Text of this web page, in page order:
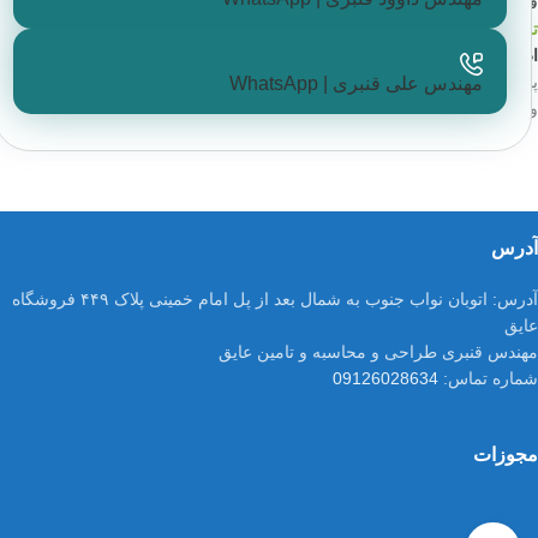
تماس بگیرید
اطلاعات بیشتر
و صوتی است که به‌صورت استوانه‌ای و توخالی تولید
مهندس علی قنبری | WhatsApp
آدرس
آدرس:
اتوبان نواب جنوب به شمال بعد از پل امام خمینی پلاک ۴۴۹ فروشگاه
عایق
مهندس قنبری طراحی و محاسبه و تامین عایق
شماره تماس: 09126028634
مجوزات